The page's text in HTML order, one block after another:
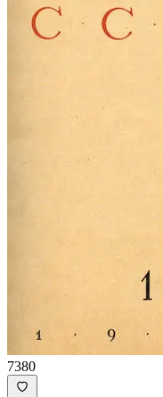
7380